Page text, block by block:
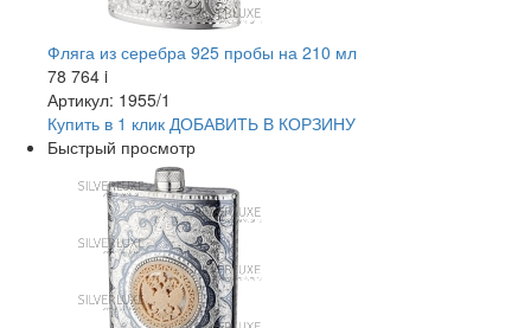
Фляга из серебра 925 пробы на 210 мл
78 764 i
Артикул: 1955/1
Купить в 1 клик ДОБАВИТЬ В КОРЗИНУ
Быстрый просмотр